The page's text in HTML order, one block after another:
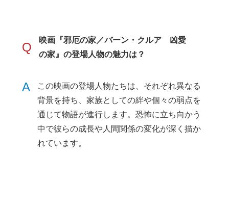
Q
映画『邪厄の家／バーン・クルア 凶愛
の家』の登場人物の魅力は？
A
この映画の登場人物たちは、それぞれ異なる
背景を持ち、家族としての絆や個々の弱点を
通じて物語が進行します。恐怖に立ち向かう
中で彼らの成長や人間関係の変化が深く描か
れています。